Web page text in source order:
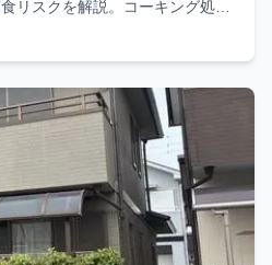
リスクを解説。コーキング処理